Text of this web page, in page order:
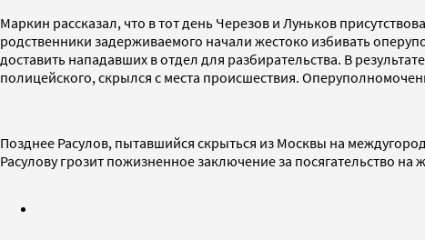
Маркин рассказал, что в тот день Черезов и Луньков
родственники задерживаемого начали жестоко избивать
доставить нападавших в отдел для разбирательства. В
полицейского, скрылся с места происшествия.
Позднее Расулов, пытавшийся скрыться из Москвы на
Расулову грозит пожизненное заключение за посягательство на